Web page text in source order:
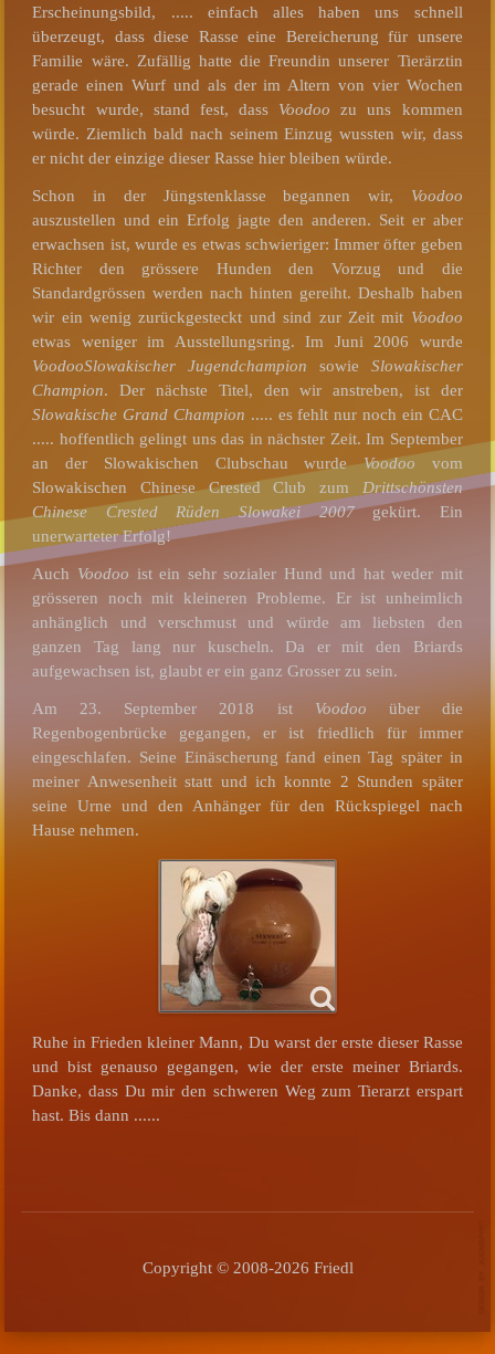
Erscheinungsbild, ..... einfach alles haben uns schnell
überzeugt, dass diese Rasse eine Bereicherung für unsere
Familie wäre. Zufällig hatte die Freundin unserer Tierärztin
gerade einen Wurf und als der im Altern von vier Wochen
besucht wurde, stand fest, dass Voodoo zu uns kommen
würde. Ziemlich bald nach seinem Einzug wussten wir, dass
er nicht der einzige dieser Rasse hier bleiben würde.
Schon in der Jüngstenklasse begannen wir, Voodoo
auszustellen und ein Erfolg jagte den anderen. Seit er aber
erwachsen ist, wurde es etwas schwieriger: Immer öfter geben
Richter den grössere Hunden den Vorzug und die
Standardgrössen werden nach hinten gereiht. Deshalb haben
wir ein wenig zurückgesteckt und sind zur Zeit mit Voodoo
etwas weniger im Ausstellungsring. Im Juni 2006 wurde
VoodooSlowakischer Jugendchampion sowie Slowakischer
Champion. Der nächste Titel, den wir anstreben, ist der
Slowakische Grand Champion ..... es fehlt nur noch ein CAC
..... hoffentlich gelingt uns das in nächster Zeit. Im September
an der Slowakischen Clubschau wurdeVoodoo vom
Slowakischen Chinese Crested Club zum Drittschönsten
Chinese Crested Rüden Slowakei 2007gekürt. Ein
unerwarteter Erfolg!
Auch Voodoo ist ein sehr sozialer Hund und hat weder mit
grösseren noch mit kleineren Probleme. Er ist unheimlich
anhänglich und verschmust und würde am liebsten den
ganzen Tag lang nur kuscheln. Da er mit den Briards
aufgewachsen ist, glaubt er ein ganz Grosser zu sein.
Am 23. September 2018 ist Voodoo über die
Regenbogenbrücke gegangen, er ist friedlich für immer
eingeschlafen. Seine Einäscherung fand einen Tag später in
meiner Anwesenheit statt und ich konnte 2 Stunden später
seine Urne und den Anhänger für den Rückspiegel nach
Hause nehmen.
Ruhe in Frieden kleiner Mann, Du warst der erste dieser Rasse
und bist genauso gegangen, wie der erste meiner Briards.
Danke, dass Du mir den schweren Weg zum Tierarzt erspart
hast. Bis dann ......
Copyright © 2008-2026 Friedl